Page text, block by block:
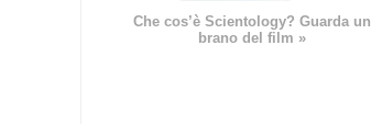
Che cos’è Scientology? Guarda un
brano del film »